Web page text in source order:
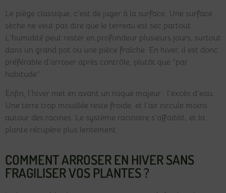
Le piège classique, c’est de juger à la surface. Une surface
sèche ne veut pas dire que le terreau est sec partout.
L’humidité peut rester en profondeur plusieurs jours, surtout
dans un grand pot ou une pièce fraîche. En hiver, il est donc
préférable d’arroser après contrôle, plutôt que “par
habitude”.
Enfin, l’hiver met en avant un risque majeur : l’excès d’eau.
Une terre trop mouillée reste froide, et l’air circule moins
autour des racines. Le système racinaire s’affaiblit, et la
plante récupère plus lentement.
COMMENT ARROSER EN HIVER SANS
FRAGILISER VOS PLANTES ?